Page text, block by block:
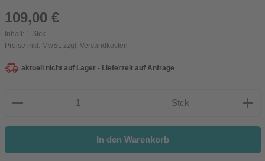
Regulärer Preis:
109,00 €
Inhalt: 1 Stck
Preise inkl. MwSt. zzgl. Versandkosten
aktuell nicht auf Lager - Lieferzeit auf Anfrage
Produkt Anzahl: Gib den gewünschten Wert ein oder
Stck
In den Warenkorb